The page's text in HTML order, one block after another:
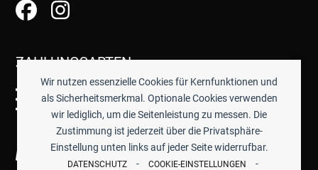
Wir nutzen essenzielle Cookies für Kernfunktionen und
als Sicherheitsmerkmal. Optionale Cookies verwenden
wir lediglich, um die Seitenleistung zu messen. Die
Zustimmung ist jederzeit über die Privatsphäre-
Einstellung unten links auf jeder Seite widerrufbar.
DATENSCHUTZ - COOKIE-EINSTELLUNGEN -
ZAHLUNGSARTEN